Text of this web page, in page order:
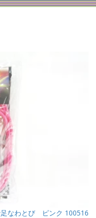
足なわとび ピンク 100516